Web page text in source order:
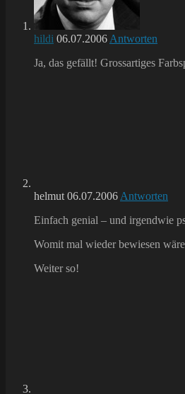
hildi 06.07.2006 Antworten
Ja, das gefällt! Grossartiges
helmut 06.07.2006 Antworten
Einfach genial – und irgendwie
Womit mal wieder bewiesen
Weiter so!